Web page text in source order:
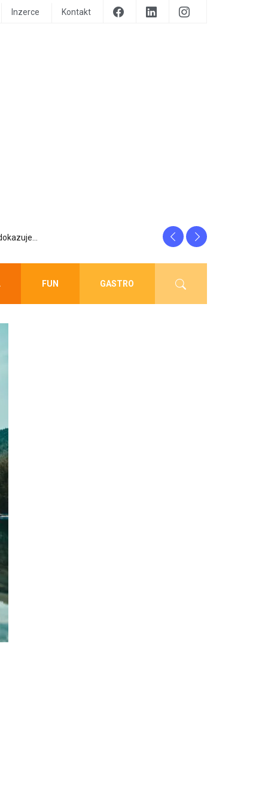
Inzerce Kontakt
c... PreviousNext
FUN GASTRO